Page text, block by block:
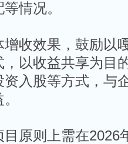
情况。
增收效果，鼓励以
以收益共享为目
资入股等方式，与
原则上需在2026